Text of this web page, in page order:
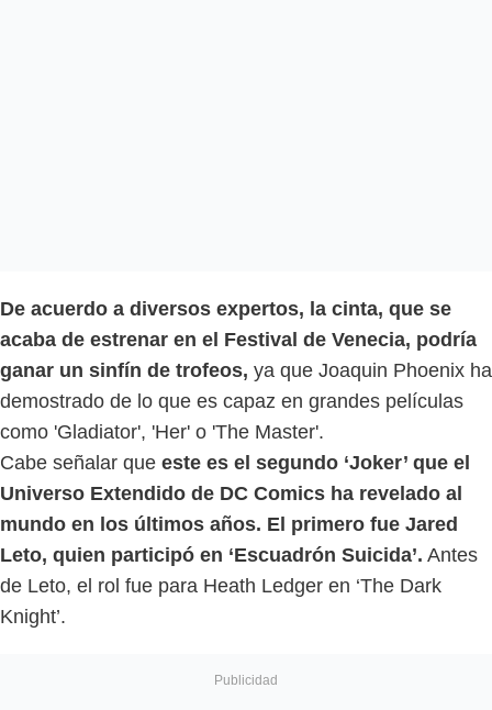
De acuerdo a diversos expertos, la cinta, que se
acaba de estrenar en el Festival de Venecia, podría
ganar un sinfín de trofeos, ya que Joaquin Phoenix ha
demostrado de lo que es capaz en grandes películas
como 'Gladiator', 'Her' o 'The Master'.
Cabe señalar que este es el segundo ‘Joker’ que el
Universo Extendido de DC Comics ha revelado al
mundo en los últimos años. El primero fue Jared
Leto, quien participó en ‘Escuadrón Suicida’. Antes
de Leto, el rol fue para Heath Ledger en ‘The Dark
Knight’.